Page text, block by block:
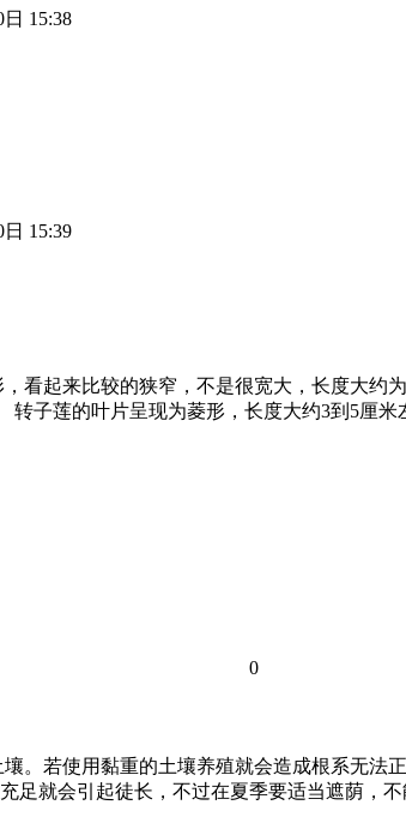
日 15:38
日 15:39
看起来比较的狭窄，不是很宽大，长度大约
子莲的叶片呈现为菱形，长度大约3到5厘
0
。若使用黏重的土壤养殖就会造成根系无
足就会引起徒长，不过在夏季要适当遮荫，